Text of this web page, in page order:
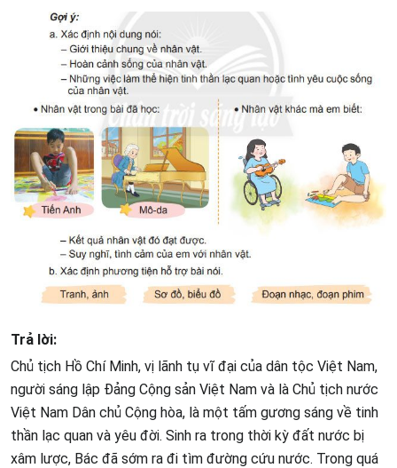
Trả lời:
Chủ tịch Hồ Chí Minh, vị lãnh tụ vĩ đại của dân tộc Việt Nam,
người sáng lập Đảng Cộng sản Việt Nam và là Chủ tịch nước
Việt Nam Dân chủ Cộng hòa, là một tấm gương sáng về tinh
thần lạc quan và yêu đời. Sinh ra trong thời kỳ đất nước bị
xâm lược, Bác đã sớm ra đi tìm đường cứu nước. Trong quá